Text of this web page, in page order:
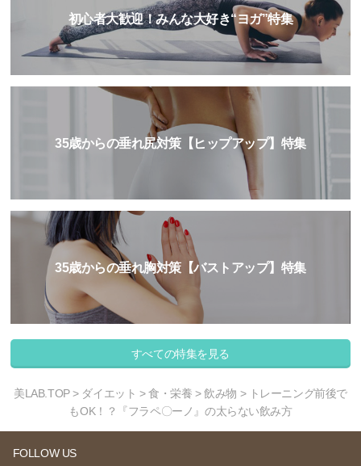
初心者大歓迎！みんな大好き“ヨガ”特集
35歳からの垂れ尻対策【ヒップアップ】特集
35歳からの垂れ胸対策【バストアップ】特集
すべての特集を見る
美LAB.TOP> ダイエット >食・栄養 >飲み物 > トレーニング前後で
もOK！？『フラペ〇ーノ』の太らない飲み方
FOLLOW US